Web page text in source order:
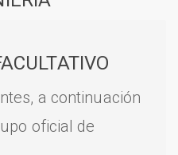
a continuación
oficial de